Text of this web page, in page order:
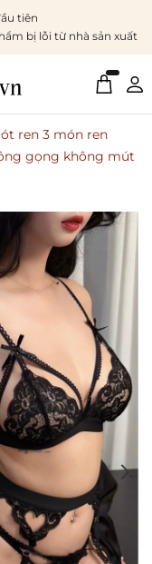
tiên
bị lỗi từ nhà sản xuất
ren 3 món ren
gọng không mút